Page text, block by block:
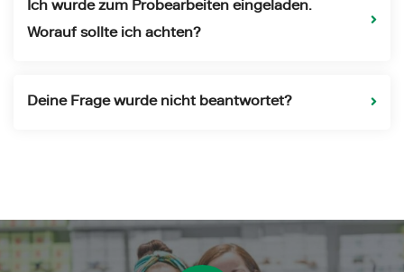
Ich wurde zum Probearbeiten eingeladen.
Worauf sollte ich achten?
Deine Frage wurde nicht beantwortet?